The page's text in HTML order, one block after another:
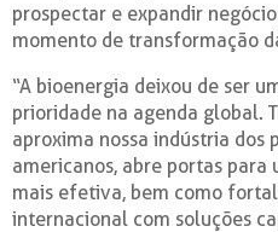
prospectar e expandir
momento de transformação
“A bioenergia deixou de ser
prioridade na agenda global.
aproxima nossa indústria dos
americanos, abre portas
mais efetiva, bem como
internacional com soluções